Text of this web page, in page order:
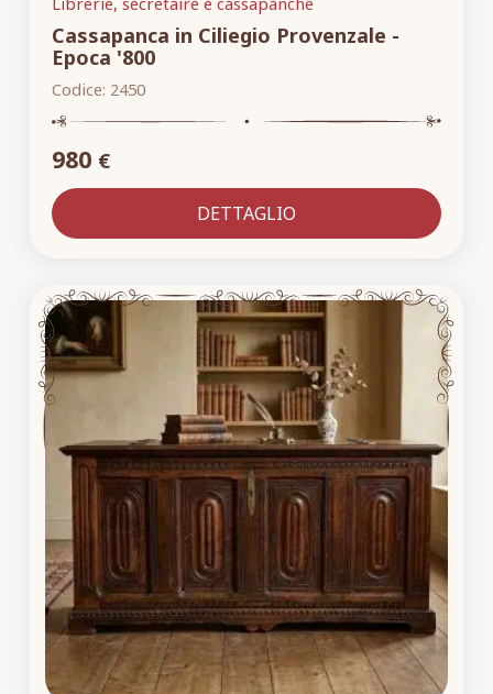
Cassapanca in Ciliegio Provenzale -
Epoca '800
Codice: 2450
980 €
DETTAGLIO